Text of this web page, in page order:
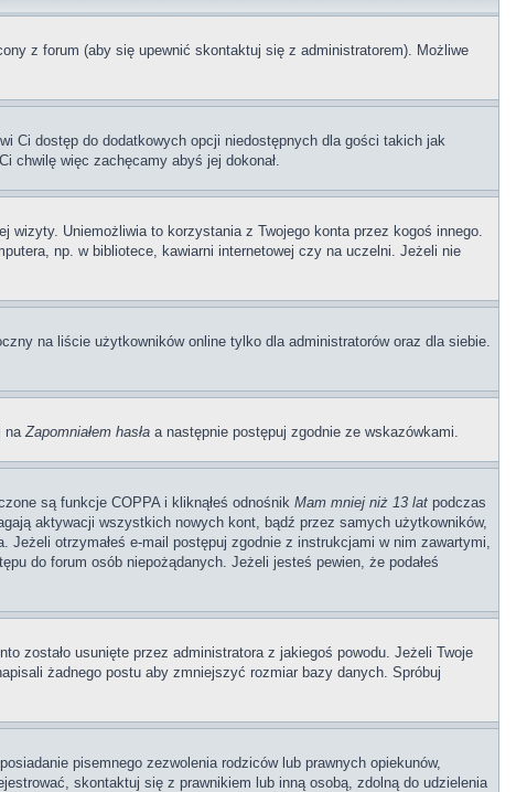
z forum (aby się upewnić skontaktuj się z administratorem). Możliwe
Ci dostęp do dodatkowych opcji niedostępnych dla gości takich jak
chwilę więc zachęcamy abyś jej dokonał.
wizyty. Uniemożliwia to korzystania z Twojego konta przez kogoś innego.
np. w bibliotece, kawiarni internetowej czy na uczelni. Jeżeli nie
na liście użytkowników online tylko dla administratorów oraz dla siebie.
naZapomniałem hasła a następnie postępuj zgodnie ze wskazówkami.
są funkcje COPPA i kliknąłeś odnośnik Mam mniej niż 13 lat podczas
aktywacji wszystkich nowych kont, bądź przez samych użytkowników,
otrzymałeś e-mail postępuj zgodnie z instrukcjami w nim zawartymi,
do forum osób niepożądanych. Jeżeli jesteś pewien, że podałeś
zostało usunięte przez administratora z jakiegoś powodu. Jeżeli Twoje
żadnego postu aby zmniejszyć rozmiar bazy danych. Spróbuj
pisemnego zezwolenia rodziców lub prawnych opiekunów,
skontaktuj się z prawnikiem lub inną osobą, zdolną do udzielenia